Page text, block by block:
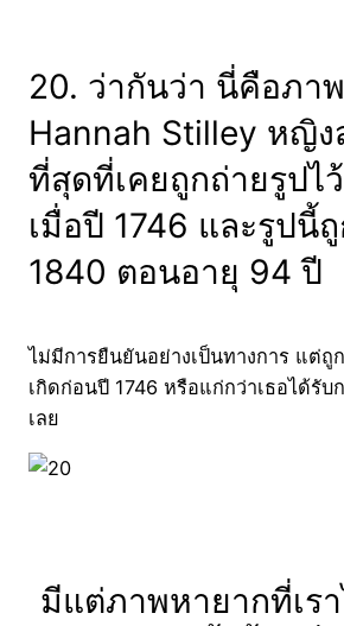
20. ว่ากันว่า นี่คือภา
Hannah Stilley หญิง
ที่สุดที่เคยถูกถ่ายรูปไ
เมื่อปี 1746 และรูปนี้
1840 ตอนอายุ 94 ปี
ไม่มีการยืนยันอย่างเป็นทางการ แต่ถู
เกิดก่อนปี 1746 หรือแก่กว่าเธอได้รับ
เลย
มีแต่ภาพหายากที่เร